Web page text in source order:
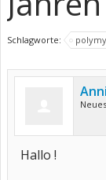
Schlagworte:
Hallo !